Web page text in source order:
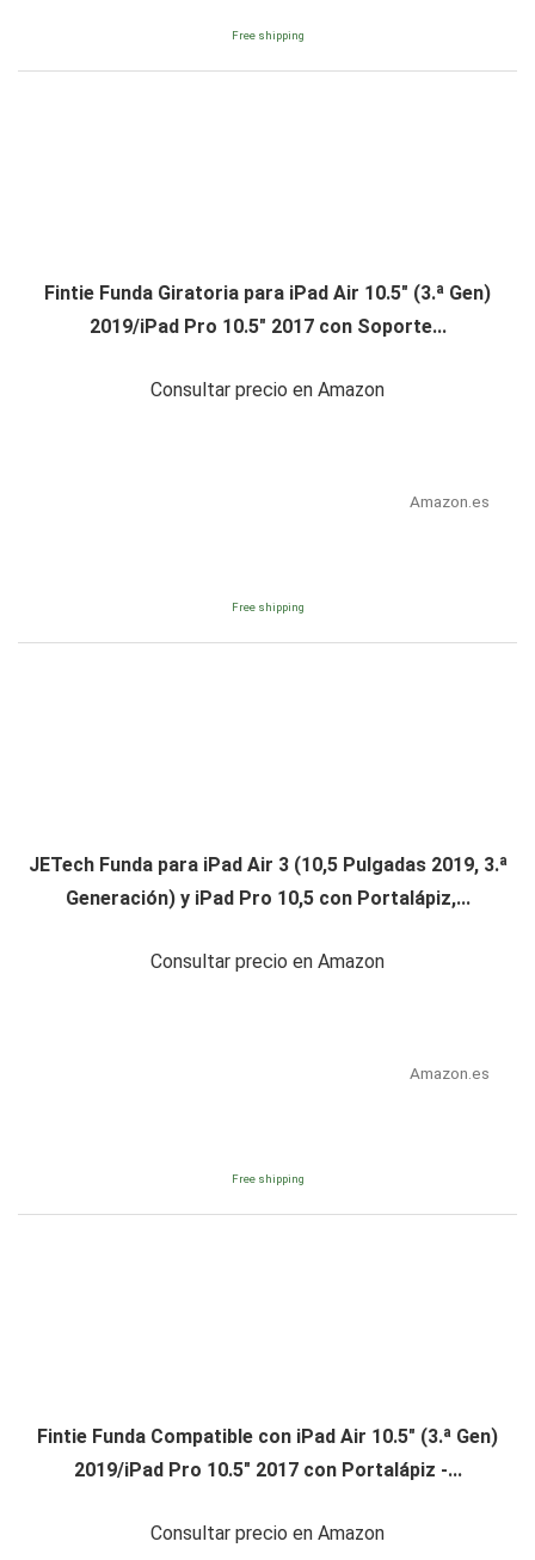
Free shipping
Fintie Funda Giratoria para iPad Air 10.5" (3.ª Gen)
2019/iPad Pro 10.5" 2017 con Soporte...
Consultar precio en Amazon
Amazon.es
Free shipping
JETech Funda para iPad Air 3 (10,5 Pulgadas 2019, 3.ª
Generación) y iPad Pro 10,5 con Portalápiz,...
Consultar precio en Amazon
Amazon.es
Free shipping
Fintie Funda Compatible con iPad Air 10.5" (3.ª Gen)
2019/iPad Pro 10.5" 2017 con Portalápiz -...
Consultar precio en Amazon